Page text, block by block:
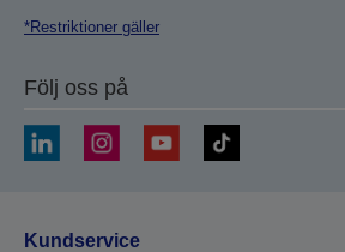
*Restriktioner gäller
Följ oss på
Kundservice